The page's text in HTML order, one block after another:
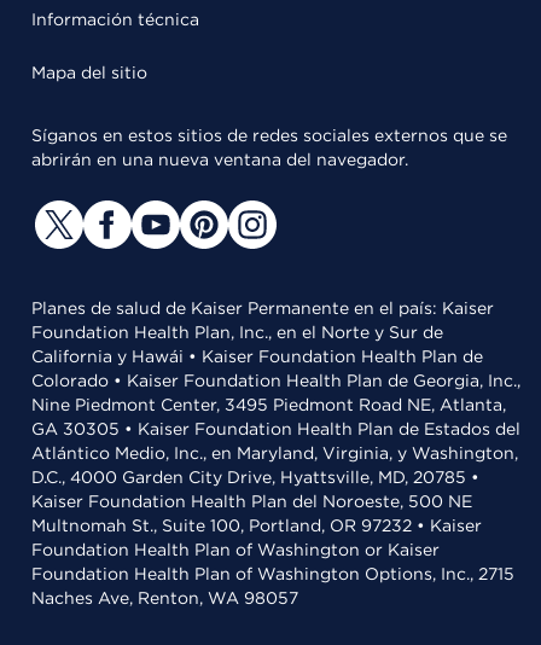
Información técnica
Mapa del sitio
Síganos en estos sitios de redes sociales externos que se
abrirán en una nueva ventana del navegador.
Planes de salud de Kaiser Permanente en el país: Kaiser
Foundation Health Plan, Inc., en el Norte y Sur de
California y Hawái • Kaiser Foundation Health Plan de
Colorado • Kaiser Foundation Health Plan de Georgia, Inc.,
Nine Piedmont Center, 3495 Piedmont Road NE, Atlanta,
GA 30305 • Kaiser Foundation Health Plan de Estados del
Atlántico Medio, Inc., en Maryland, Virginia, y Washington,
D.C., 4000 Garden City Drive, Hyattsville, MD, 20785 •
Kaiser Foundation Health Plan del Noroeste, 500 NE
Multnomah St., Suite 100, Portland, OR 97232 • Kaiser
Foundation Health Plan of Washington or Kaiser
Foundation Health Plan of Washington Options, Inc., 2715
Naches Ave, Renton, WA 98057